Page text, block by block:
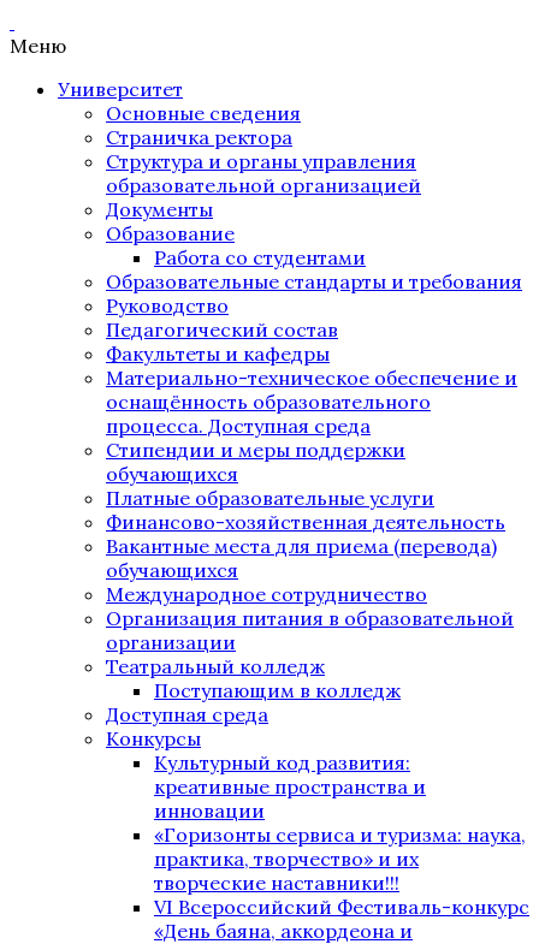
Меню
Университет
Основные сведения
Страничка ректора
Структура и органы управления
образовательной организацией
Документы
Образование
Работа со студентами
Образовательные стандарты и требования
Руководство
Педагогический состав
Факультеты и кафедры
Материально-техническое обеспечение и
оснащённость образовательного
процесса. Доступная среда
Стипендии и меры поддержки
обучающихся
Платные образовательные услуги
Финансово-хозяйственная деятельность
Вакантные места для приема (перевода)
обучающихся
Международное сотрудничество
Организация питания в образовательной
организации
Театральный колледж
Поступающим в колледж
Доступная среда
Конкурсы
Культурный код развития:
креативные пространства и
инновации
«Горизонты сервиса и туризма: наука,
практика, творчество» и их
творческие наставники!!!
VI Всероссийский Фестиваль-конкурс
«День баяна, аккордеона и